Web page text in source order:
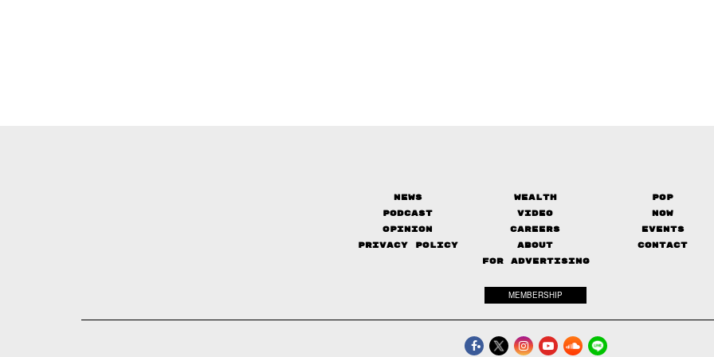
News Wealth
Pop
Podcast
Video
Now
Opinion
Careers
Events
Privacy Policy
About
Contact
FOR ADVERTISING
MEMBERSHIP